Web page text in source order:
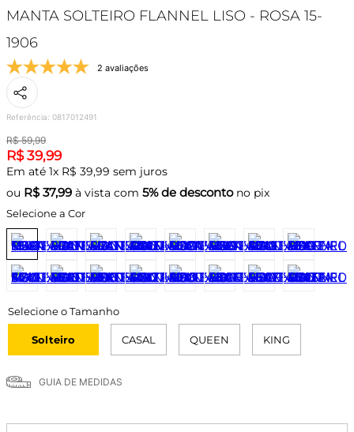
MANTA SOLTEIRO FLANNEL LISO - ROSA 15-
1906
2 avaliações
Referência: 0817012491
R$ 59,99
R$ 39,99
Em até 1x R$ 39,99 sem juros
ou R$ 37,99 à vista com 5% de descontono pix
Selecione a Cor
Solteiro CASAL QUEEN KING
GUIA DE MEDIDAS